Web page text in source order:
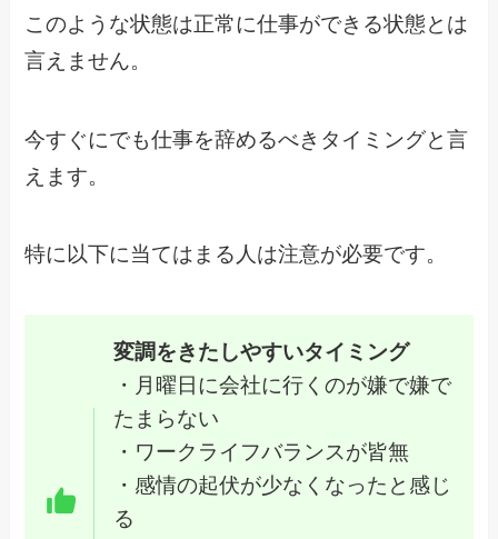
このような状態は正常に仕事ができる状態とは
言えません。
今すぐにでも仕事を辞めるべきタイミングと言
えます。
特に以下に当てはまる人は注意が必要です。
変調をきたしやすいタイミング
・月曜日に会社に行くのが嫌で嫌で
たまらない
・ワークライフバランスが皆無
・感情の起伏が少なくなったと感じ
る